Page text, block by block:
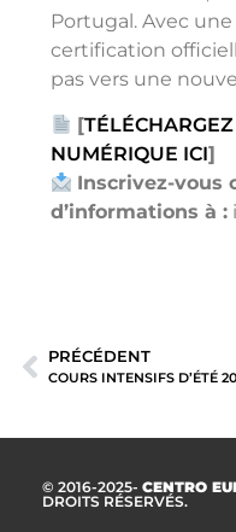
Portugal. Avec
certification
pas vers une
[
NUMÉRIQUE ICI]
Inscrivez-vous
d’informations à :
PRÉCÉDENT
COURS INTENSIFS D’ÉTÉ
© 2016-2025- CENTRO
DROITS RÉSERVÉS.